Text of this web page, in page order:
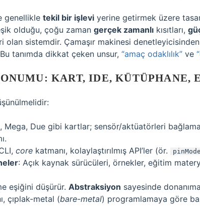
genellikle tekil bir işlevi yerine getirmek üzere
olduğu, çoğu zaman gerçek zamanlı kısıtları,
olan sistemdir. Çamaşır makinesi
tanımda dikkat çeken unsur, “amaç odaklılık” ve
KART, IDE, KÜTÜPHANE,
Mega, Due gibi kartlar; sensör/aktüatörleri
core katmanı, kolaylaştırılmış API’ler (ör. pinMode
: Açık kaynak sürücüleri, örnekler, eğitim
eşiğini düşürür. Abstraksiyon sayesinde
çıplak-metal (bare-metal) programlamaya göre